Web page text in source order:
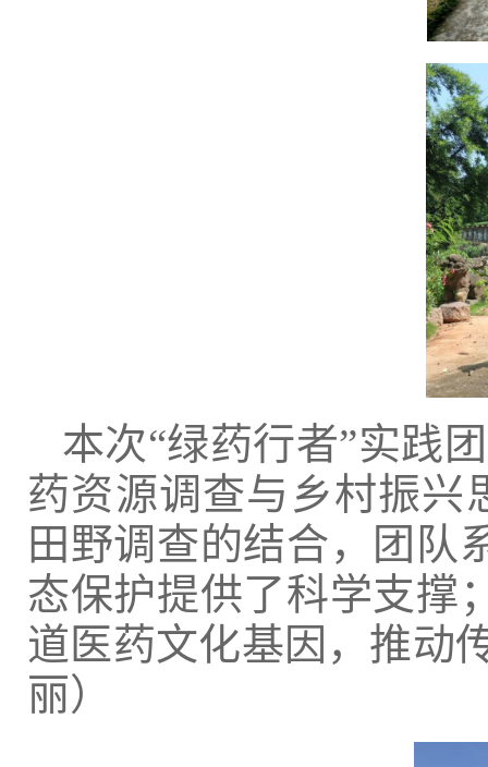
本次“绿药行者”实践
药资源调查与乡村振兴
田野调查的结合，团队
态保护提供了科学支撑
道医药文化基因，推动
丽）